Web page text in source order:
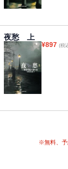
夜愁 上
¥897 (税
※無料、予